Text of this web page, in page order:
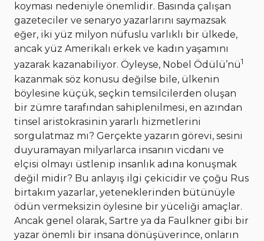
koyması nedeniyle önemlidir. Basında çalışan
gazeteciler ve senaryo yazarlarını saymazsak
eğer, iki yüz milyon nüfuslu varlıklı bir ülkede,
ancak yüz Amerikalı erkek ve kadın yaşamını
yazarak kazanabiliyor. Öyleyse, Nobel Ödülü’nü1
kazanmak söz konusu değilse bile, ülkenin
böylesine küçük, seçkin temsilcilerden oluşan
bir zümre tarafından sahiplenilmesi, en azından
tinsel aristokrasinin yararlı hizmetlerini
sorgulatmaz mı? Gerçekte yazarın görevi, sesini
duyuramayan milyarlarca insanın vicdanı ve
elçisi olmayı üstlenip insanlık adına konuşmak
değil midir? Bu anlayış ilgi çekicidir ve çoğu Rus
birtakım yazarlar, yeteneklerinden bütünüyle
ödün vermeksizin öylesine bir yüceliği amaçlar.
Ancak genel olarak, Sartre ya da Faulkner gibi bir
yazar önemli bir insana dönüşüverince, onların